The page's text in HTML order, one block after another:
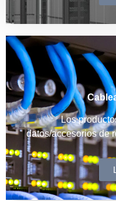
Los
datos/accesorios de